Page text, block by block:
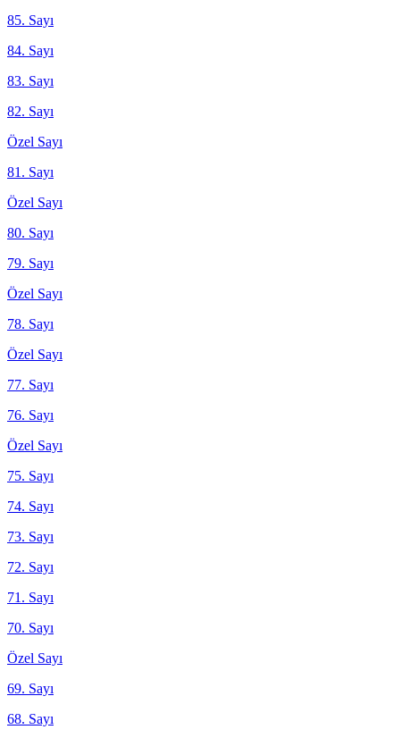
85. Sayı
84. Sayı
83. Sayı
82. Sayı
Özel Sayı
81. Sayı
Özel Sayı
80. Sayı
79. Sayı
Özel Sayı
78. Sayı
Özel Sayı
77. Sayı
76. Sayı
Özel Sayı
75. Sayı
74. Sayı
73. Sayı
72. Sayı
71. Sayı
70. Sayı
Özel Sayı
69. Sayı
68. Sayı